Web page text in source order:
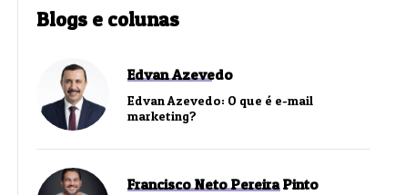
Blogs e colunas
Edvan Azevedo
Edvan Azevedo: O que é e-mail
marketing?
Francisco Neto Pereira Pinto